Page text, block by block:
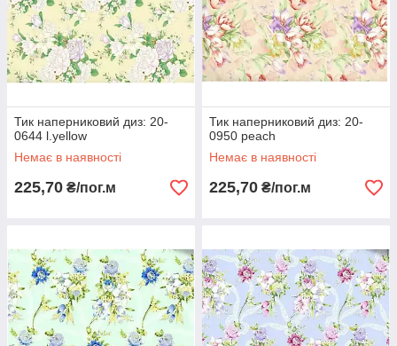
Тик наперниковий диз: 20-
0644 l.yellow
Немає в наявності
225,70 ₴/пог.м
Тик наперниковий диз: 20-
0950 peach
Немає в наявності
225,70 ₴/пог.м